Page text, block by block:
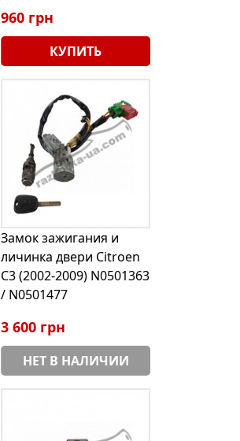
960 грн
КУПИТЬ
Замок зажигания и
личинка двери Citroen
C3 (2002-2009) N0501363
/ N0501477
3 600 грн
НЕТ В НАЛИЧИИ